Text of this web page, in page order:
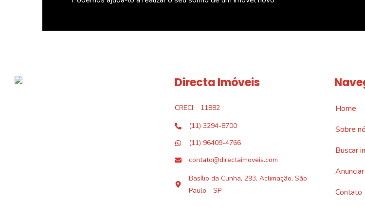
Directa Imóveis
CRECI
11882
(11) 3294-8700
(11) 96409-4766
contato@directaimoveis.com
Basílio da Cunha, 293, Aclimação, São
Paulo - SP
Home
Sobre
Buscar
Contato